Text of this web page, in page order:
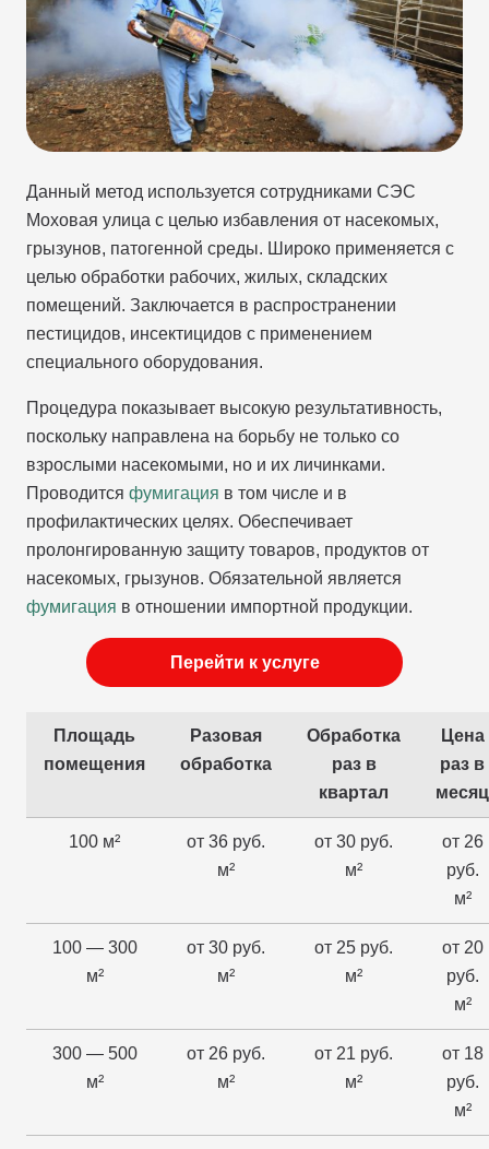
Данный метод используется сотрудниками СЭС
Моховая улица с целью избавления от насекомых,
грызунов, патогенной среды. Широко применяется с
целью обработки рабочих, жилых, складских
помещений. Заключается в распространении
пестицидов, инсектицидов с применением
специального оборудования.
Процедура показывает высокую результативность,
поскольку направлена на борьбу не только со
взрослыми насекомыми, но и их личинками.
Проводится фумигация в том числе и в
профилактических целях. Обеспечивает
пролонгированную защиту товаров, продуктов от
насекомых, грызунов. Обязательной является
фумигация в отношении импортной продукции.
Перейти к услуге
Площадь
помещения
Разовая
обработка
Обработка
раз в
квартал
Цена
раз в
месяц
100 м²
от 36 руб.
м²
от 30 руб.
м²
от 26
руб.
м²
100 — 300
м²
от 30 руб.
м²
от 25 руб.
м²
от 20
руб.
м²
300 — 500
м²
от 26 руб.
м²
от 21 руб.
м²
от 18
руб.
м²